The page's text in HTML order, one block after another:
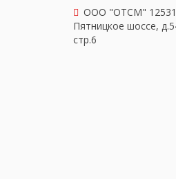
OOO "ОТСМ"
Пятницкое шоссе,
стр.6